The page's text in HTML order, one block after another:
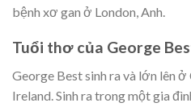
bệnh xơ gan ở London, Anh.
Tuổi thơ của George
George Best sinh ra và lớn lên
Ireland. Sinh ra trong một gia